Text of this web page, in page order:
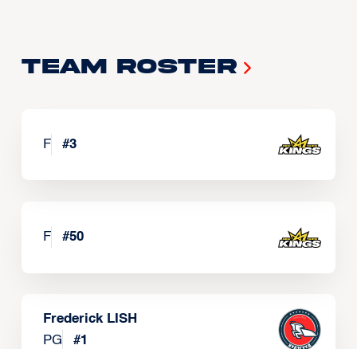
Team Roster
F #3
F #50
Frederick LISH
PG
#1